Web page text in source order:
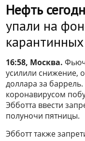
Нефть
упали на
16:58, Москва.
усилили снижение,
доллара за
коронавирусом
Эбботта ввести
полуночи пятницы.
Эбботт также